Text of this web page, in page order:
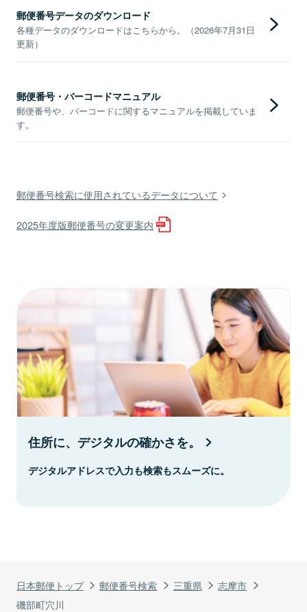
日本郵便トップ 郵便番号検索 三重県
志摩市
磯部町穴川
郵便番号データのダウンロード
各種データのダウンロードはこちらから。（2026年7月31日
更新）
郵便番号・バーコードマニュアル
郵便番号や、バーコードに関するマニュアルを掲載していま
す。
郵便番号検索に使用されているデータについて
2025年度版郵便番号の変更案内
住所に、デジタルの確かさを。
デジタルアドレスで入力も検索もスムーズに。